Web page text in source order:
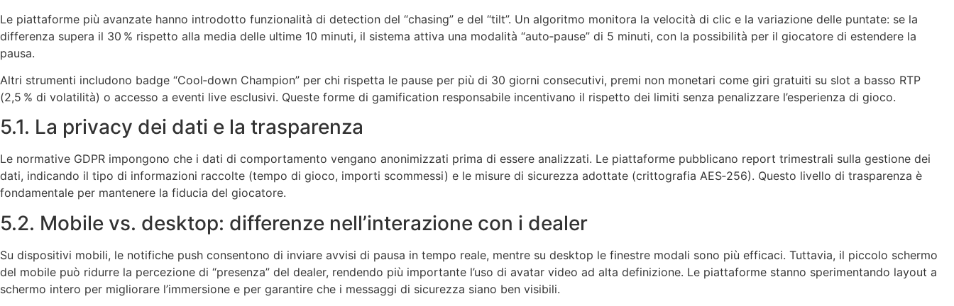
Le piattaforme più avanzate hanno introdotto funzionalità di detection del “chasing” e del “tilt”. Un algoritmo monitora la velocità di clic e la variazione delle puntate: se la
differenza supera il 30 % rispetto alla media delle ultime 10 minuti, il sistema attiva una modalità “auto‑pause” di 5 minuti, con la possibilità per il giocatore di estendere la
pausa.
Altri strumenti includono badge “Cool‑down Champion” per chi rispetta le pause per più di 30 giorni consecutivi, premi non monetari come giri gratuiti su slot a basso RTP
(2,5 % di volatilità) o accesso a eventi live esclusivi. Queste forme di gamification responsabile incentivano il rispetto dei limiti senza penalizzare l’esperienza di gioco.
5.1. La privacy dei dati e la trasparenza
Le normative GDPR impongono che i dati di comportamento vengano anonimizzati prima di essere analizzati. Le piattaforme pubblicano report trimestrali sulla gestione dei
dati, indicando il tipo di informazioni raccolte (tempo di gioco, importi scommessi) e le misure di sicurezza adottate (crittografia AES‑256). Questo livello di trasparenza è
fondamentale per mantenere la fiducia del giocatore.
5.2. Mobile vs. desktop: differenze nell’interazione con i dealer
Su dispositivi mobili, le notifiche push consentono di inviare avvisi di pausa in tempo reale, mentre su desktop le finestre modali sono più efficaci. Tuttavia, il piccolo schermo
del mobile può ridurre la percezione di “presenza” del dealer, rendendo più importante l’uso di avatar video ad alta definizione. Le piattaforme stanno sperimentando layout a
schermo intero per migliorare l’immersione e per garantire che i messaggi di sicurezza siano ben visibili.